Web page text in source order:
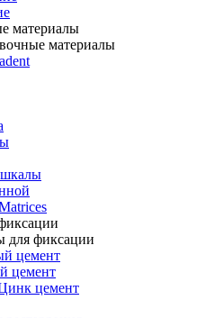
материалы
материалы
для фиксации
цемент
цемент
цемент